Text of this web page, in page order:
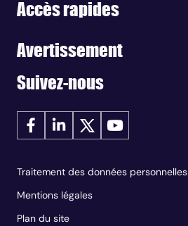
Accès rapides
Avertissement
Suivez-nous
Traitement des données personnelles
Mentions légales
Plan du site